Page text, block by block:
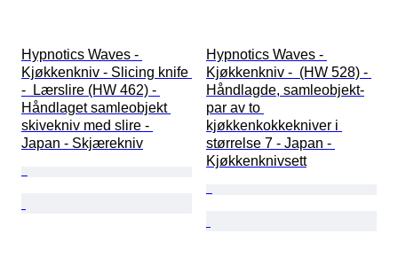
Hypnotics Waves -
Kjøkkenkniv - Slicing knife
-  Lærslire (HW 462) -
Håndlaget samleobjekt
skivekniv med slire -
Japan - Skjærekniv
Hypnotics Waves -
Kjøkkenkniv -  (HW 528) -
Håndlagde, samleobjekt-
par av to
kjøkkenkokkekniver i
størrelse 7 - Japan -
Kjøkkenknivsett